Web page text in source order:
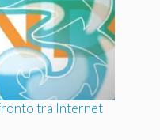
tra Internet